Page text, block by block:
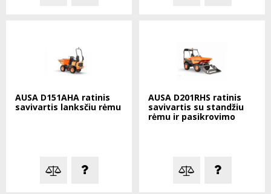
AUSA D151AHA ratinis
savivartis lanksčiu rėmu
AUSA D201RHS ratinis
savivartis su standžiu
rėmu ir pasikrovimo